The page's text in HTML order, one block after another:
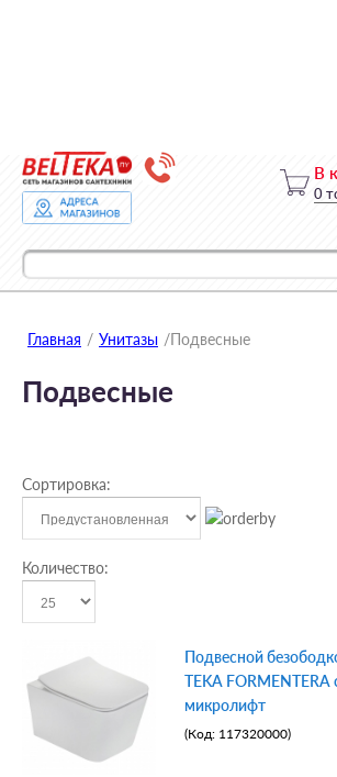
Главная / Унитазы /Подвесные
Подвесные
Сортировка:
Количество:
Подвесной
TEKA FORMENTERA
микролифт
(Код: 117320000)